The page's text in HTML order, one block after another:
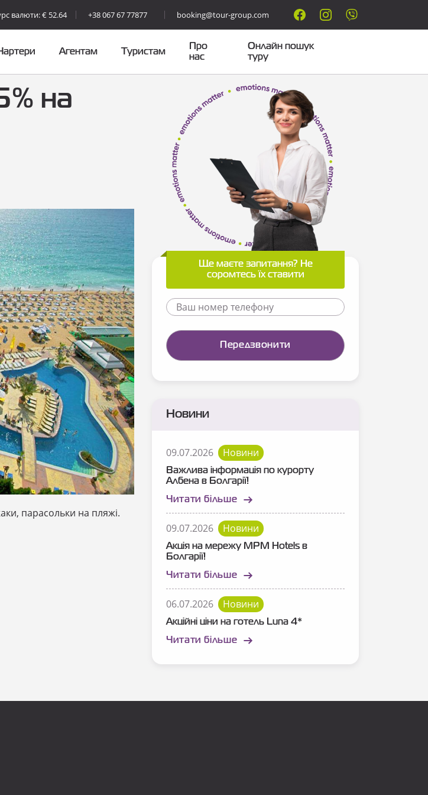
валюти: € 52.64 +38 067 67 77877 booking@tour-group.com
Агентам Туристам
Про
нас
Онлайн пошук
туру
на
парасольки на пляжі.
Ще маєте запитання? Не
соромтесь їх ставити
Новини
09.07.2026 Новини
Важлива інформація по курорту
Албена в Болгарії!
Читати більше
09.07.2026 Новини
Акція на мережу MPM Hotels в
Болгарії!
Читати більше
06.07.2026 Новини
Акційні ціни на готель Luna 4*
Читати більше